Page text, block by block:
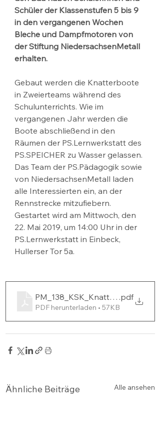
Schüler der Klassenstufen 5 bis 9
in den vergangenen Wochen
Bleche und Dampfmotoren von
der Stiftung NiedersachsenMetall
erhalten.
Gebaut werden die Knatterboote
in Zweierteams während des
Schulunterrichts. Wie im
vergangenen Jahr werden die
Boote abschließend in den
Räumen der PS.Lernwerkstatt des
PS.SPEICHER zu Wasser gelassen.
Das Team der PS.Pädagogik sowie
von NiedersachsenMetall laden
alle Interessierten ein, an der
Rennstrecke mitzufiebern.
Gestartet wird am Mittwoch, den
22. Mai 2019, um 14:00 Uhr in der
PS.Lernwerkstatt in Einbeck,
Hullerser Tor 5a.
PM_138_KSK_Knatterboot_2019
.pdf
PDF herunterladen • 57KB
Ähnliche Beiträge Alle ansehen